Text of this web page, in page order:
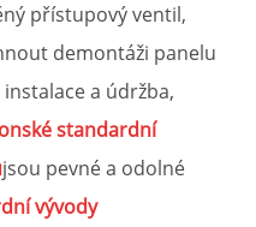
přístupový ventil,
demontáži panelu
a údržba,
standardní
jsou pevné a odolné
vývody